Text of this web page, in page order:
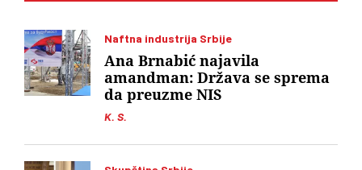
Naftna industrija Srbije
K. S.
Ana Brnabić najavila
amandman: Država se sprema
da preuzme NIS